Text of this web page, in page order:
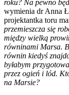
roku? Na pewno
wymienia dr Anna
projektantka toru
przemieszcza się
między wielką
równinami Marsa.
równin kiedyś
byłabym
przez ogień i lód.
na Marsie?